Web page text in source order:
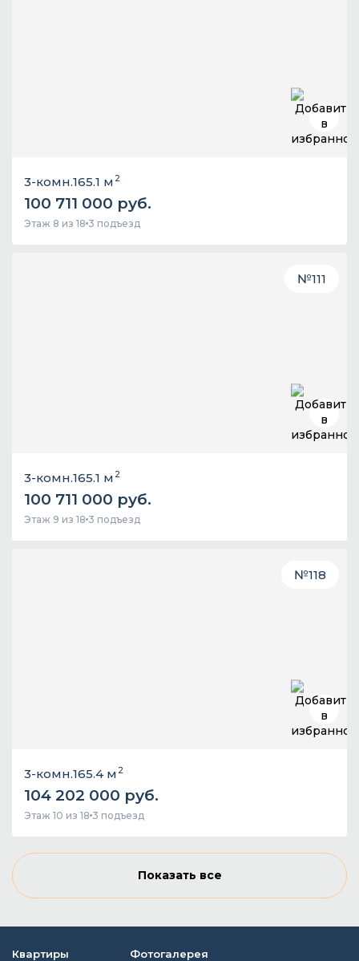
3-комн.165.1 м 2
100 711 000 руб.
Этаж 8 из 18 3 подъезд
№111
3-комн.165.1 м 2
100 711 000 руб.
Этаж 9 из 18 3 подъезд
№118
3-комн.165.4 м 2
104 202 000 руб.
Этаж 10 из 18 3 подъезд
Показать все
Квартиры Фотогалерея